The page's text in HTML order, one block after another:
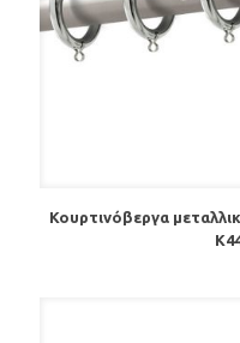
Κουρτινόβεργα